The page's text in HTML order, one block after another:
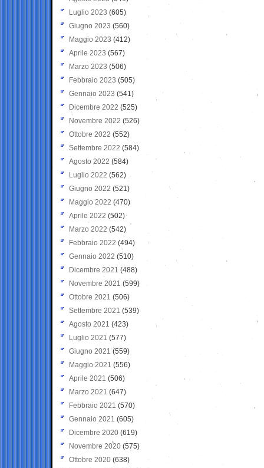
Luglio 2023 (605)
Giugno 2023 (560)
Maggio 2023 (412)
Aprile 2023 (567)
Marzo 2023 (506)
Febbraio 2023 (505)
Gennaio 2023 (541)
Dicembre 2022 (525)
Novembre 2022 (526)
Ottobre 2022 (552)
Settembre 2022 (584)
Agosto 2022 (584)
Luglio 2022 (562)
Giugno 2022 (521)
Maggio 2022 (470)
Aprile 2022 (502)
Marzo 2022 (542)
Febbraio 2022 (494)
Gennaio 2022 (510)
Dicembre 2021 (488)
Novembre 2021 (599)
Ottobre 2021 (506)
Settembre 2021 (539)
Agosto 2021 (423)
Luglio 2021 (577)
Giugno 2021(559)
Maggio 2021 (556)
Aprile 2021 (506)
Marzo 2021 (647)
Febbraio 2021 (570)
Gennaio 2021 (605)
Dicembre 2020 (619)
Novembre 2020 (575)
Ottobre 2020 (638)